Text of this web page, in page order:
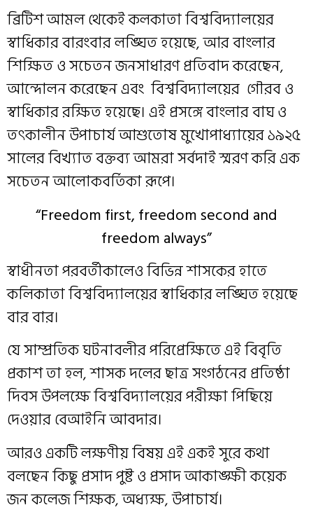
ব্রিটিশ আমল থেকেই কলকাতা বিশ্ববিদ্যালয়ের
স্বাধিকার বারংবার লঙ্ঘিত হয়েছে, আর বাংলার
শিক্ষিত ও সচেতন জনসাধারণ প্রতিবাদ করেছেন,
আন্দোলন করেছেন এবং বিশ্ববিদ্যালয়ের গৌরব ও
স্বাধিকার রক্ষিত হয়েছে। এই প্রসঙ্গে বাংলার বাঘ ও
তৎকালীন উপাচার্য আশুতোষ মুখোপাধ্যায়ের ১৯২৫
সালের বিখ্যাত বক্তব্য আমরা সর্বদাই স্মরণ করি এক
সচেতন আলোকবর্তিকা রূপে।
“Freedom first, freedom second and
freedom always”
স্বাধীনতা পরবর্তীকালেও বিভিন্ন শাসকের হাতে
কলিকাতা বিশ্ববিদ্যালয়ের স্বাধিকার লঙ্ঘিত হয়েছে
বার বার।
যে সাম্প্রতিক ঘটনাবলীর পরিপ্রেক্ষিতে এই বিবৃতি
প্রকাশ তা হল, শাসক দলের ছাত্র সংগঠনের প্রতিষ্ঠা
দিবস উপলক্ষে বিশ্ববিদ্যালয়ের পরীক্ষা পিছিয়ে
দেওয়ার বেআইনি আবদার।
আরও একটি লক্ষণীয় বিষয় এই একই সুরে কথা
বলছেন কিছু প্রসাদ পুষ্ট ও প্রসাদ আকাঙ্ক্ষী কয়েক
জন কলেজ শিক্ষক, অধ্যক্ষ, উপাচার্য।